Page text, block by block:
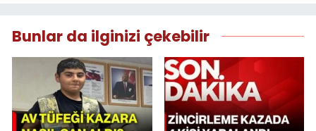
Bunlar da ilginizi çekebilir